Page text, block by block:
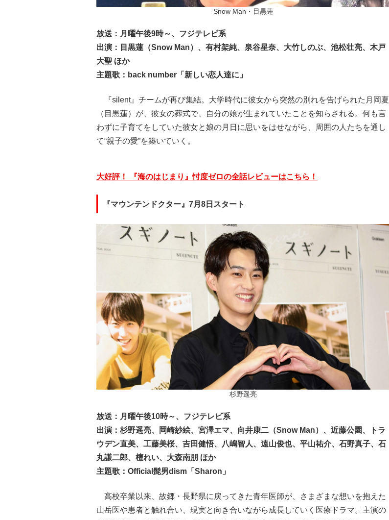
Snow Man・目黒蓮
放送：月曜午後9時～、フジテレビ系
出演：目黒蓮（Snow Man）、有村架純、泉谷星奈、大竹しのぶ、池松壮亮、木戸
大聖 ほか
主題歌：back number「新しい恋人達に」
『silent』チームが再び集結。大学時代に彼女から突然の別れを告げられた月岡夏
（目黒蓮）が、彼女の葬式で、自分の娘が生まれていたことを知らされる。何も言
わずに子育てをしていた彼女と娘の月日に思いをはせながら、周囲の人たちを通し
て“親子の愛”を築いていく。
大好評！ 『海のはじまり』忖度ゼロの全話レビューはこちら！
『マウンテンドクター』7月8日スタート
杉野遥亮
放送：月曜午後10時～、フジテレビ系
出演：杉野遥亮、岡崎紗絵、宮澤エマ、向井康二（Snow Man）、近藤公園、トラ
ウデン直美、工藤美桜、吉田健悟、八嶋智人、遠山俊也、平山祐介、石野真子、石
丸謙二郎、檀れい、大森南朋 ほか
主題歌： Official髭男dism「Sharon」
高校卒業以来、故郷・長野県に戻ってきた青年医師が、さまざまな想いを抱えた
山岳医や患者と触れ合い、現実と向き合いながら成長していく医療ドラマ。主演の